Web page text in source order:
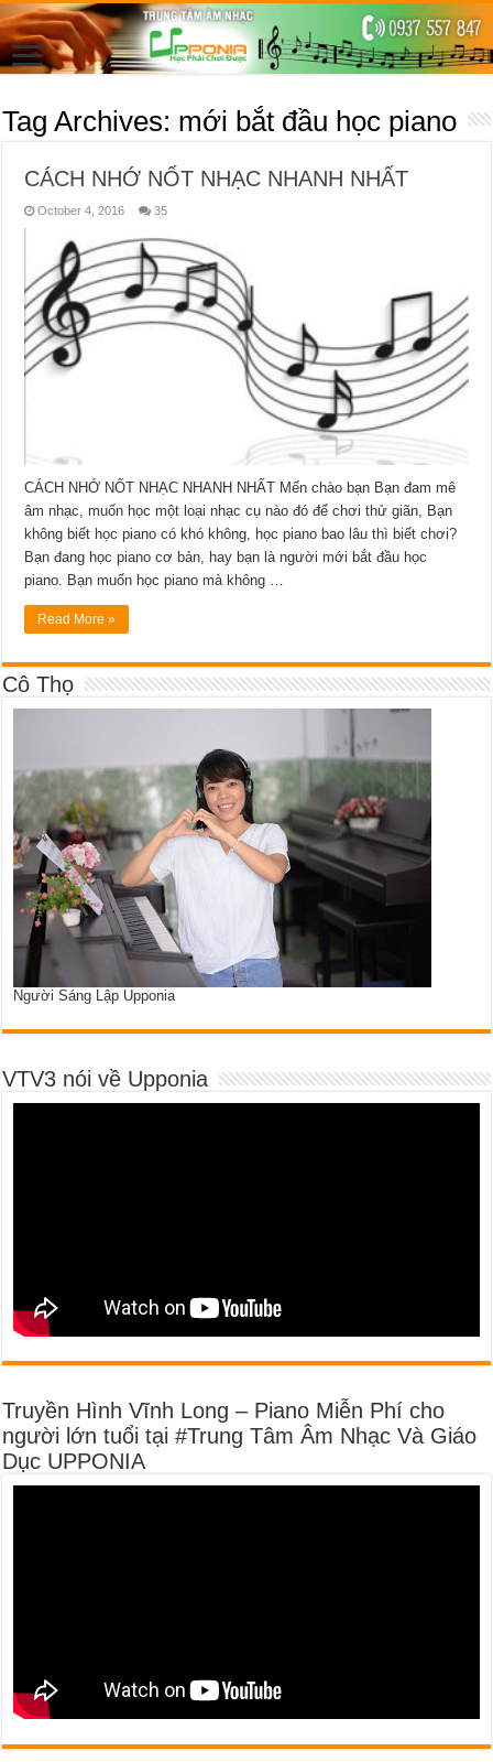
Tag Archives: mới bắt đầu học piano
CÁCH NHỚ NỐT NHẠC NHANH NHẤT
October 4, 2016 35
CÁCH NHỚ NỐT NHẠC NHANH NHẤT Mến chào bạn Bạn đam mê
âm nhạc, muốn học một loại nhạc cụ nào đó để chơi thử giãn, Bạn
không biết học piano có khó không, học piano bao lâu thì biết chơi?
Bạn đang học piano cơ bản, hay bạn là người mới bắt đầu học
piano. Bạn muốn học piano mà không …
Read More »
Cô Thọ
Người Sáng Lập Upponia
VTV3 nói về Upponia
Truyền Hình Vĩnh Long – Piano Miễn Phí cho
người lớn tuổi tại #Trung Tâm Âm Nhạc Và Giáo
Dục UPPONIA